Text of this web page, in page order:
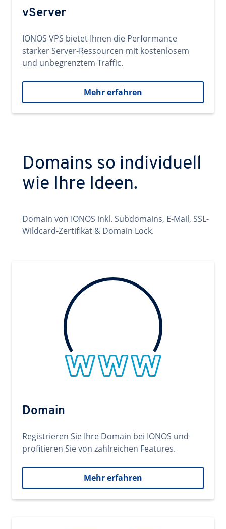
vServer
IONOS VPS bietet Ihnen die Performance
starker Server-Ressourcen mit kostenlosem
und unbegrenztem Traffic.
Mehr erfahren
Domains so individuell
wie Ihre Ideen.
Domain von IONOS inkl. Subdomains, E-Mail, SSL-
Wildcard-Zertifikat & Domain Lock.
Domain
Registrieren Sie Ihre Domain bei IONOS und
profitieren Sie von zahlreichen Features.
Mehr erfahren